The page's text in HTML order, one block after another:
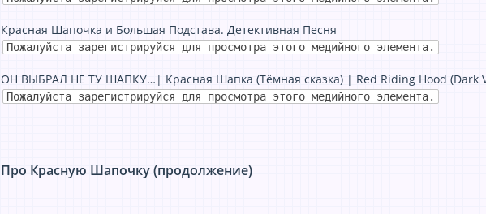
Красная Шапочка и Большая Подстава. Детективная Песня
Пожалуйста зарегистрируйся для просмотра этого медийного элемента.
ОН ВЫБРАЛ НЕ ТУ ШАПКУ…| Красная Шапка (Тёмная сказка) | Red Riding Hood (Dark
Пожалуйста зарегистрируйся для просмотра этого медийного элемента.
Про Красную Шапочку (продолжение)